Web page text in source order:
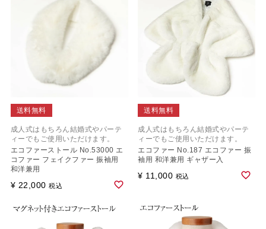
送料無料
成人式はもちろん結婚式やパーテ
ィーでもご使用いただけます。
エコファーストール No.53000 エ
コファー フェイクファー 振袖用
和洋兼用
¥ 22,000 税込
送料無料
成人式はもちろん結婚式やパーテ
ィーでもご使用いただけます。
エコファー No.187 エコファー 振
袖用 和洋兼用 ギャザー入
¥ 11,000 税込